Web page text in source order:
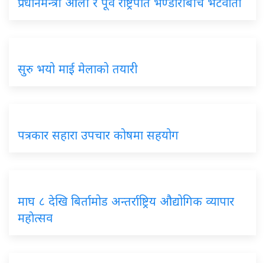
सुरु भयो माई मेलाको तयारी
पत्रकार सहारा उपचार कोषमा सहयोग
माघ ८ देखि बिर्तामोड अन्तर्राष्ट्रिय औद्योगिक व्यापार
महाेत्सव